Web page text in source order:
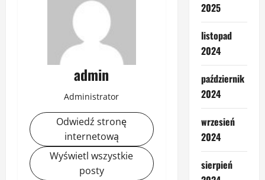
admin
Administrator
Odwiedź stronę
internetową
Wyświetl wszystkie
posty
2025
listopad
2024
październik
2024
wrzesień
2024
sierpień